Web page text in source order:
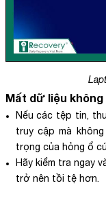
Mất dữ liệu không
Nếu các tệp tin,
truy cập mà
trọng của hỏng ổ
Hãy kiểm tra ngay
trở nên tồi tệ hơn.